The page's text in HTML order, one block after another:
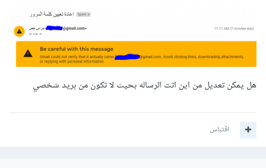
هل يمكن تعديل من اين اتت الرساله بحيث لا تكون من بريد شخصي
اقتباس